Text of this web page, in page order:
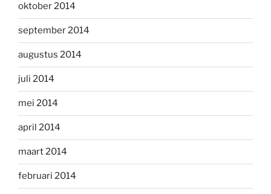
oktober 2014
september 2014
augustus 2014
juli 2014
mei 2014
april 2014
maart 2014
februari 2014